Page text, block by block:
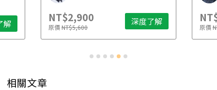
解 NT$2,900
原價NT$5,600 深度了解 原價
相關文章